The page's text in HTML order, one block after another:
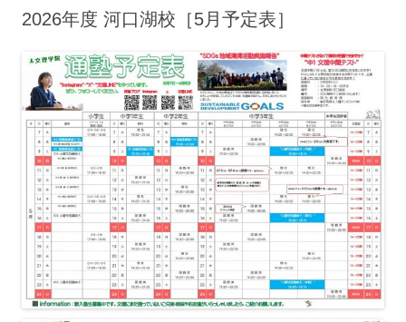
へ
ス
プ
2026年度 河口湖校［5月予定表］